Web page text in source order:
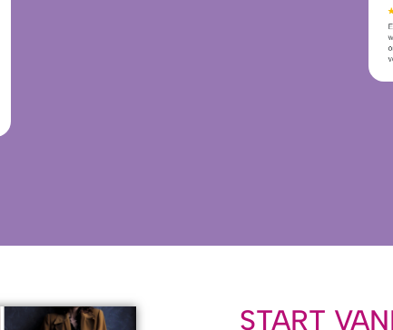
START